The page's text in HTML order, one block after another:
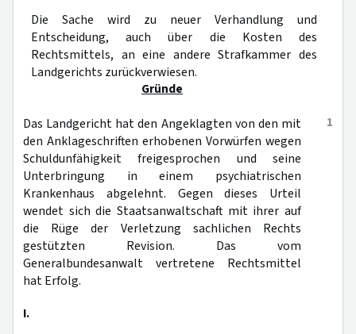
Die Sache wird zu neuer Verhandlung und
Entscheidung, auch über die Kosten des
Rechtsmittels, an eine andere Strafkammer des
Landgerichts zurückverwiesen.
Gründe
1
Das Landgericht hat den Angeklagten von den mit
den Anklageschriften erhobenen Vorwürfen wegen
Schuldunfähigkeit freigesprochen und seine
Unterbringung in einem psychiatrischen
Krankenhaus abgelehnt. Gegen dieses Urteil
wendet sich die Staatsanwaltschaft mit ihrer auf
die Rüge der Verletzung sachlichen Rechts
gestützten Revision. Das vom
Generalbundesanwalt vertretene Rechtsmittel
hat Erfolg.
I.